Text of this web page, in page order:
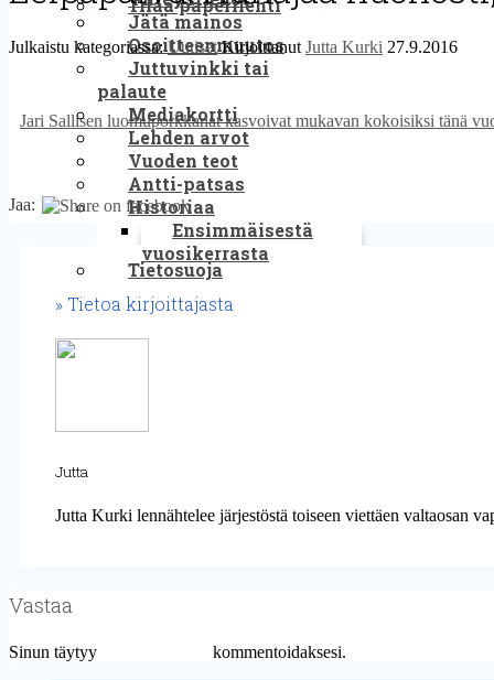
Tilaa paperilehti
Jätä mainos
Osoitteenmuutos
Juttuvinkki tai
palaute
Mediakortti
Lehden arvot
Vuoden teot
Antti-patsas
Historiaa
Ensimmäisestä
vuosikerrasta
Tietosuoja
Julkaistu kategoriassa:UutisetKirjoittanut Jutta Kurki 27.9.2016
Jari Sallisen luomuporkkanat kasvoivat mukavan kokoisiksi tänä
Jaa:
Tietoa kirjoittajasta
Jutta
Jutta Kurki lennähtelee järjestöstä toiseen viettäen valtaosan
Vastaa
Sinun täytyy kommentoidaksesi.